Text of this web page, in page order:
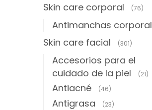
Skin care corporal (76)
Antimanchas corporal
Skin care facial (301)
Accesorios para el
cuidado de la piel
(21)
Antiacné (46)
Antigrasa (23)